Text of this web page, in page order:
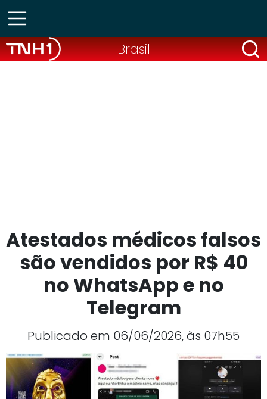
Brasil
Atestados médicos falsos
são vendidos por R$ 40
no WhatsApp e no
Telegram
Publicado em 06/06/2026, às 07h55